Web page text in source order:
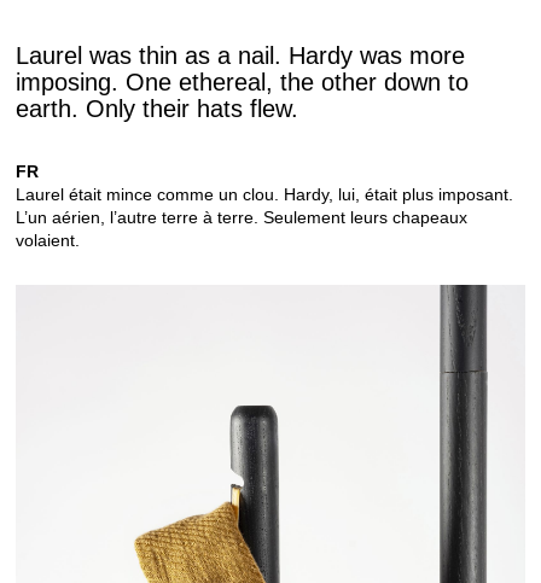
Laurel was thin as a nail. Hardy was more
imposing. One ethereal, the other down to
earth. Only their hats flew.
FR
Laurel était mince comme un clou. Hardy, lui, était plus imposant.
L’un aérien, l’autre terre à terre. Seulement leurs chapeaux
volaient.